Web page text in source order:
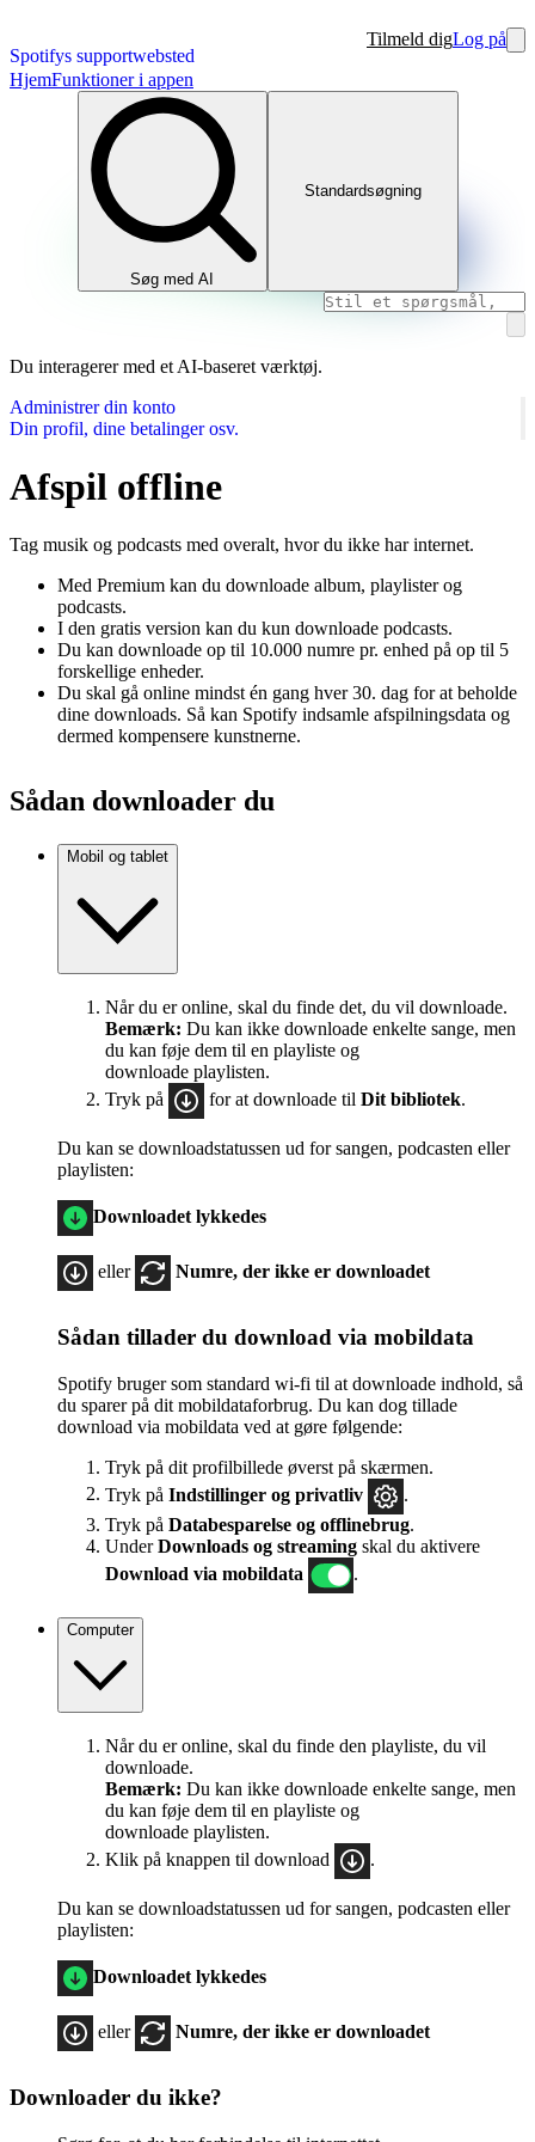
Spotifys supportwebsted
Tilmeld digLog på
HjemFunktioner i appen
Søg med AI
Standardsøgning
Du interagerer med et AI-baseret værktøj.
Administrer din konto
Din profil, dine betalinger osv.
Afspil offline
Tag musik og podcasts med overalt, hvor du ikke har internet.
Med Premium kan du downloade album, playlister og
podcasts.
I den gratis version kan du kun downloade podcasts.
Du kan downloade op til 10.000 numre pr. enhed på op til 5
forskellige enheder.
Du skal gå online mindst én gang hver 30. dag for at beholde
dine downloads. Så kan Spotify indsamle afspilningsdata og
dermed kompensere kunstnerne.
Sådan downloader du
Mobil og tablet
Når du er online, skal du finde det, du vil downloade.
Bemærk: Du kan ikke downloade enkelte sange, men
du kan føje dem til en playliste og
downloade playlisten.
Tryk på
for at downloade til Dit bibliotek.
Du kan se downloadstatussen ud for sangen, podcasten eller
playlisten:
Downloadet lykkedes
eller Numre, der ikke er downloadet
Sådan tillader du download via mobildata
Spotify bruger som standard wi-fi til at downloade indhold, så
du sparer på dit mobildataforbrug. Du kan dog tillade
download via mobildata ved at gøre følgende:
Tryk på dit profilbillede øverst på skærmen.
Tryk på Indstillinger og privatliv
Tryk på Databesparelse og offlinebrug.
UnderDownloads og streaming skal du aktivere
Download via mobildata
Computer
Når du er online, skal du finde den playliste, du vil
downloade.
Bemærk: Du kan ikke downloade enkelte sange, men
du kan føje dem til en playliste og
downloade playlisten.
Klik på knappen til download
.
Du kan se downloadstatussen ud for sangen, podcasten eller
playlisten:
Downloadet lykkedes
eller Numre, der ikke er downloadet
Downloader du ikke?